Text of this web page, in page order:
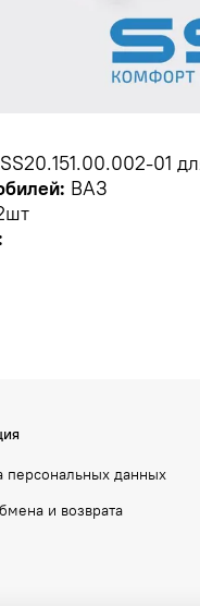
01
ВАЗ
персональных данных
и возврата